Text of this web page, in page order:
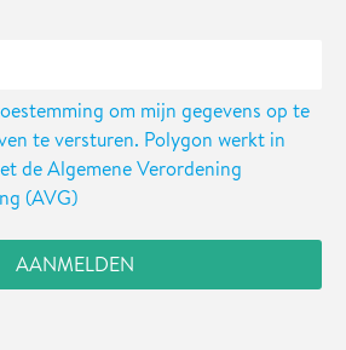
om mijn gegevens op te
te versturen. Polygon werkt in
de Algemene Verordening
(AVG)